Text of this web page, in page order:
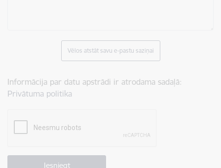
Vēlos atstāt savu e-pastu saziņai
Informācija par datu apstrādi ir atrodama sadaļā:
Privātuma politika